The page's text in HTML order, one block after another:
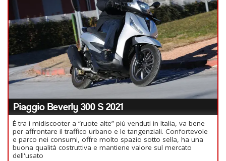
Piaggio Beverly 300 S 2021
È tra i midiscooter a “ruote alte” più venduti in Italia, va bene
per affrontare il traffico urbano e le tangenziali. Confortevole
e parco nei consumi, offre molto spazio sotto sella, ha una
buona qualità costruttiva e mantiene valore sul mercato
dell'usato